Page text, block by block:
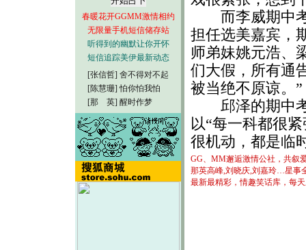
春暖花开GGMM激情相约
无限量手机短信储存站
听得到的幽默让你开怀
短信追踪美伊最新动态
[张信哲] 舍不得对不起
[陈慧珊] 怕你怕我怕
[那 英] 醒时作梦
而李威期中考
担任选美嘉宾，
师弟妹姚元浩、
们大假，所有通
被当绝不原谅。”
邱泽的期中考
以“每一科都很
很机动，都是临
GG、MM邂逅激情公社，共叙
那英高峰,刘晓庆,刘嘉玲…星事
最新最精彩，情趣笑话库，每